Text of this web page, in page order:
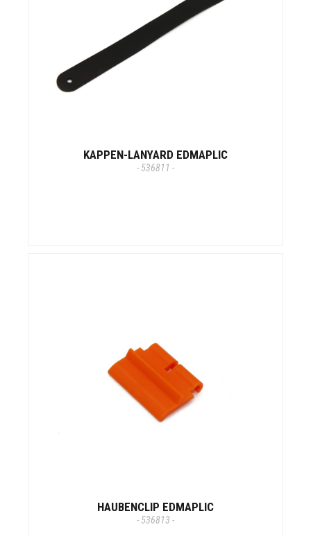
KAPPEN-LANYARD EDMAPLIC
- 536811 -
HAUBENCLIP EDMAPLIC
- 536813 -